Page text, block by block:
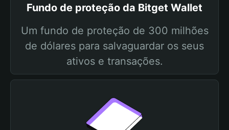
Fundo de proteção da Bitget Wallet
Um fundo de proteção de 300 milhões
de dólares para salvaguardar os seus
ativos e transações.